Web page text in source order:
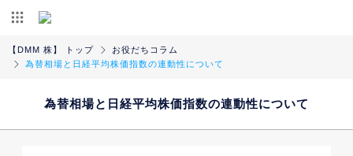
【DMM 株】 トップ
お役だちコラム
為替相場と日経平均株価指数の連動性について
為替相場と日経平均株価指数の連動性について